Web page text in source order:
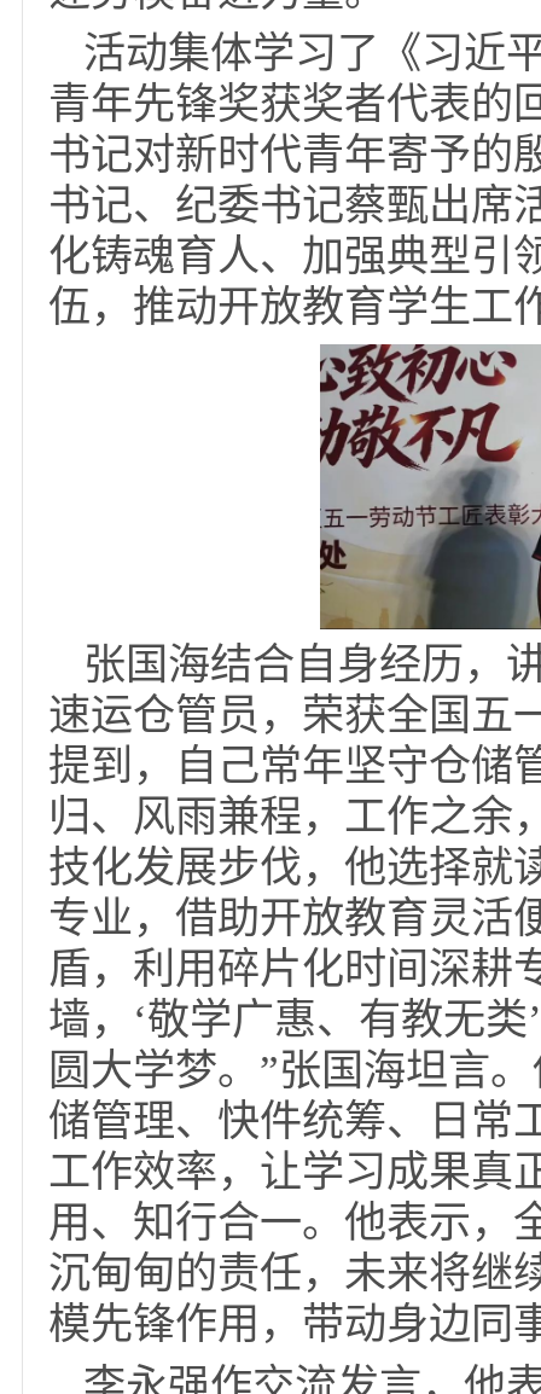
体党员在分会场参会
生、2026年全国五一
学体系优秀学子代表
递劳模奋进力量。
活动集体学习了《习
青年先锋奖获奖者代
书记对新时代青年寄
书记、纪委书记蔡甄
化铸魂育人、加强典
伍，推动开放教育学
张国海结合自身经历
速运仓管员，荣获全
提到，自己常年坚守
归、风雨兼程，工作
技化发展步伐，他选
专业，借助开放教育
盾，利用碎片化时间
墙，‘敬学广惠、有教